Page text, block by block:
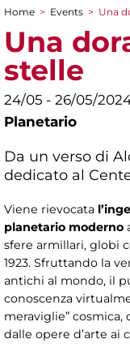
You are here
Home > Events > Una
Una
stelle
24/05 - 26/05/
Planetario
Da un verso di
dedicato al
Viene rievocata
planetario moderno
sfere armillari, globi
1923. Sfruttando la
antichi al mondo, il
conoscenza
meraviglie”
dalle opere d’arte ai